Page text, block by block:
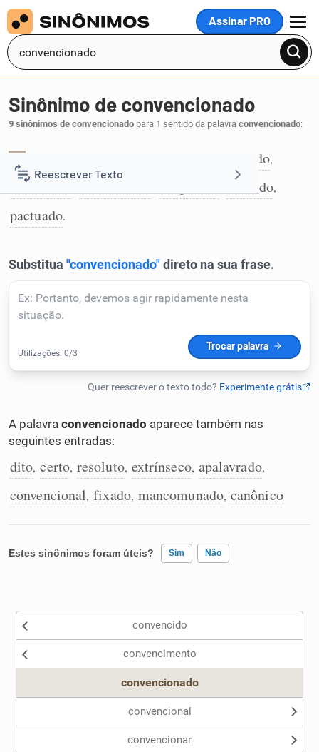
Assinar PRO
MENU
Reescrever Texto
Resumir Texto
Detector de IA
Caça-palavras
Sinônimos
Sinônimo de convencionado
9 sinônimos de convencionado para 1 sentido da palavra convencionado:
combinado,
contratado firmado,
pactuado.
A palavra convencionado aparece também nas
seguintes entradas:
dito, certo, resoluto, extrínseco, apalavrado,
convencional, fixado, mancomunado, canônico
Estes sinônimos foram úteis? Sim Não
Nenhum dos sinônimos apresentados me ajudou
convencido
convencimento
convencionado
convencional
convencionar